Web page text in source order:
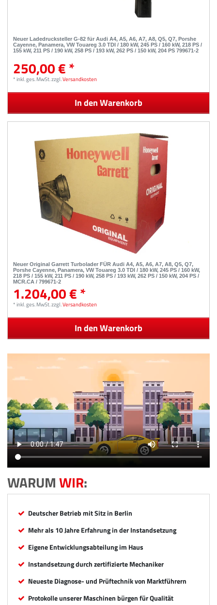
Neuer Ladedrucksteller G-82 für Audi A4, A5, A6, A7, A8, Q5, Q7, Porshe
Cayenne, Panamera, VW Touareg 3.0 TDI / 180 kW, 245 PS / 160 kW, 218 PS /
155 kW, 211 PS / 190 kW, 258 PS / 193 kW, 262 PS / 150 kW, 204 PS 799671-2
250,00 € *
*inkl. ges. MwSt.zzgl.Versandkosten
In den Warenkorb
Neuer Original Garrett Turbolader FÜR Audi A4, A5, A6, A7, A8, Q5, Q7,
Porshe Cayenne, Panamera, VW Touareg 3.0 TDI / 180 kW, 245 PS / 160 kW,
218 PS / 155 kW, 211 PS / 190 kW, 258 PS / 193 kW, 262 PS / 150 kW, 204 PS /
MCR.CA / 799671-2
1.204,00 € *
*inkl. ges. MwSt.zzgl.Versandkosten
In den Warenkorb
WARUMWIR:
Deutscher Betrieb mit Sitz in Berlin
Mehr als 10 Jahre Erfahrung in der Instandsetzung
Eigene Entwicklungsabteilung im Haus
Instandsetzung durch zertifizierte Mechaniker
Neueste Diagnose- und Prüftechnik von Marktführern
Protokolle unserer Maschinen bürgen für Qualität